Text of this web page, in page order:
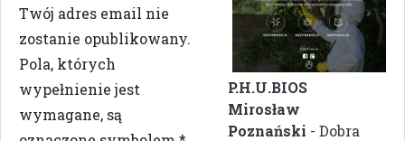
Twój adres email nie
zostanie opublikowany.
Pola, których
wypełnienie jest
wymagane, są
P.H.U.BIOS
Mirosław
Poznański - Dobra